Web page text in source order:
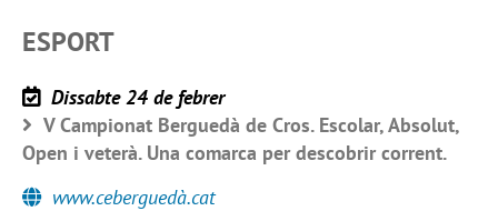
ESPORT
Dissabte 24 de febrer
V Campionat Berguedà de Cros. Escolar, Absolut,
Open i veterà. Una comarca per descobrir corrent.
www.ceberguedà.cat